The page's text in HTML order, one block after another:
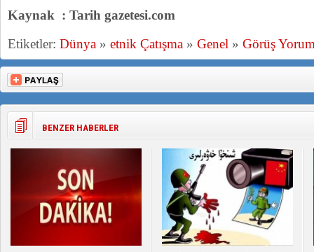
Kaynak : Tarih gazetesi.com
Etiketler: Dünya » etnik Çatışma » Genel » Görüş
BENZER HABERLER